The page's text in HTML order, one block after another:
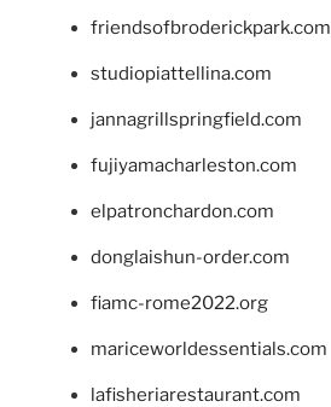
friendsofbroderickpark.com
studiopiattellina.com
jannagrillspringfield.com
fujiyamacharleston.com
elpatronchardon.com
donglaishun-order.com
fiamc-rome2022.org
mariceworldessentials.com
lafisheriarestaurant.com